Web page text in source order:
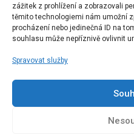
zážitek z prohlížení a zobrazovali
těmito technologiemi nám umožní
procházení nebo jedinečná ID na
souhlasu může nepříznivě ovlivnit
Spravovat služby